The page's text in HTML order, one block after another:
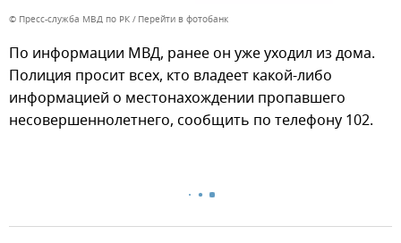
© Пресс-служба МВД по РК Перейти в фотобанк
По информации МВД, ранее он уже уходил из дома.
Полиция просит всех, кто владеет какой-либо
информацией о местонахождении пропавшего
несовершеннолетнего, сообщить по телефону 102.